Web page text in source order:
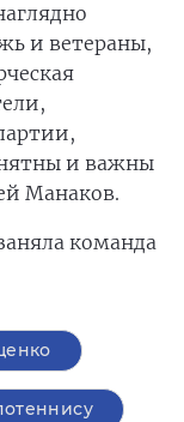
и ветераны,
и важны
Манаков.
команда